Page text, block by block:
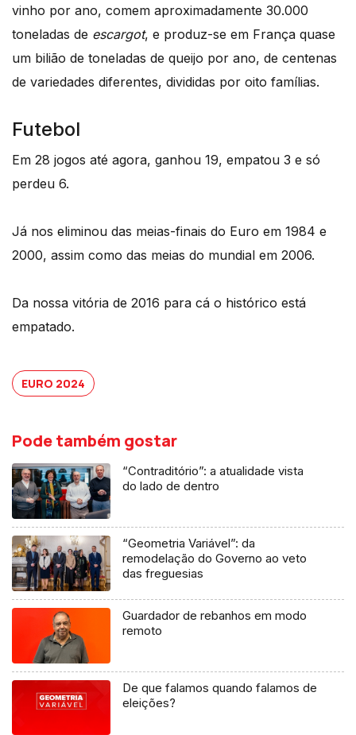
vinho por ano, comem aproximadamente 30.000
toneladas de escargot, e produz-se em França quase
um bilião de toneladas de queijo por ano, de centenas
de variedades diferentes, divididas por oito famílias.
Futebol
Em 28 jogos até agora, ganhou 19, empatou 3 e só
perdeu 6.
Já nos eliminou das meias-finais do Euro em 1984 e
2000, assim como das meias do mundial em 2006.
Da nossa vitória de 2016 para cá o histórico está
empatado.
EURO 2024
Pode também gostar
“Contraditório”: a atualidade vista
do lado de dentro
“Geometria Variável”: da
remodelação do Governo ao veto
das freguesias
Guardador de rebanhos em modo
remoto
De que falamos quando falamos de
eleições?